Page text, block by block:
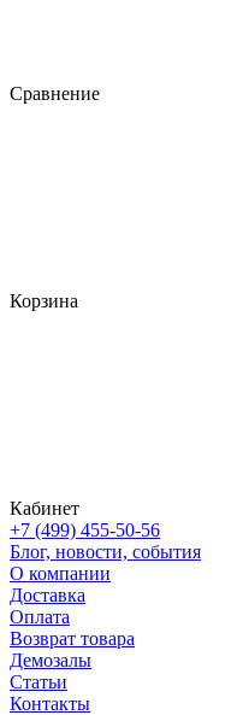
Сравнение
Корзина
Кабинет
+7 (499) 455-50-56
Блог, новости, события
О компании
Доставка
Оплата
Возврат товара
Демозалы
Статьи
Контакты